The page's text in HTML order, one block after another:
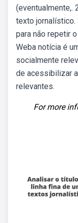
(eventualmente,.
texto jornalístico.
para não repetir
Weba notícia é
socialmente
de acessibilizar
relevantes.
For more